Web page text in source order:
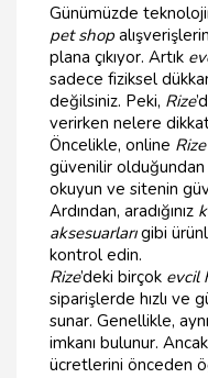
Günümüzde
pet shop
plana çıkıyor. Artık
sadece fiziksel
değilsiniz. Peki, Rize
verirken nelere
Öncelikle, online
güvenilir olduğundan
okuyun ve sitenin
Ardından, aradığınız
aksesuarlarıgibi
kontrol edin.
Rize’deki birçok evcil
siparişlerde hızlı ve
sunar. Genellikle,
imkanı bulunur.
ücretlerini önceden